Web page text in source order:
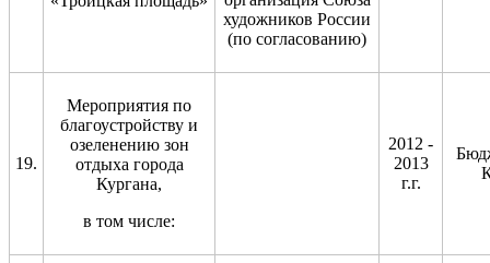
художников России
(по согласованию)
19.
Мероприятия по
благоустройству и
озеленению зон
отдыха города
Кургана,
в том числе:
2012 -
2013
г.г.